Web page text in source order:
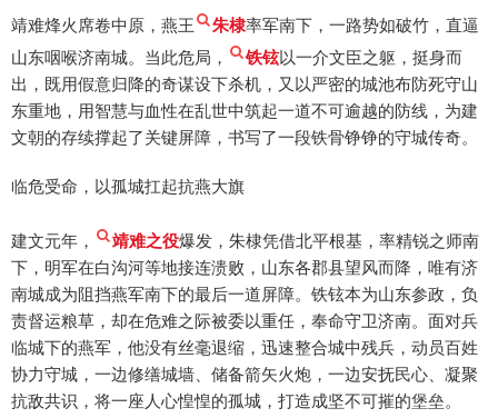
靖难烽火席卷中原，燕王 朱棣率军南下，一路势如破竹，直逼
山东咽喉济南城。当此危局，
铁铉以一介文臣之躯，挺身而
出，既用假意归降的奇谋设下杀机，又以严密的城池布防死守山
东重地，用智慧与血性在乱世中筑起一道不可逾越的防线，为建
文朝的存续撑起了关键屏障，书写了一段铁骨铮铮的守城传奇。
临危受命，以孤城扛起抗燕大旗
建文元年， 靖难之役爆发，朱棣凭借北平根基，率精锐之师南
下，明军在白沟河等地接连溃败，山东各郡县望风而降，唯有济
南城成为阻挡燕军南下的最后一道屏障。铁铉本为山东参政，负
责督运粮草，却在危难之际被委以重任，奉命守卫济南。面对兵
临城下的燕军，他没有丝毫退缩，迅速整合城中残兵，动员百姓
协力守城，一边修缮城墙、储备箭矢火炮，一边安抚民心、凝聚
抗敌共识，将一座人心惶惶的孤城，打造成坚不可摧的堡垒。